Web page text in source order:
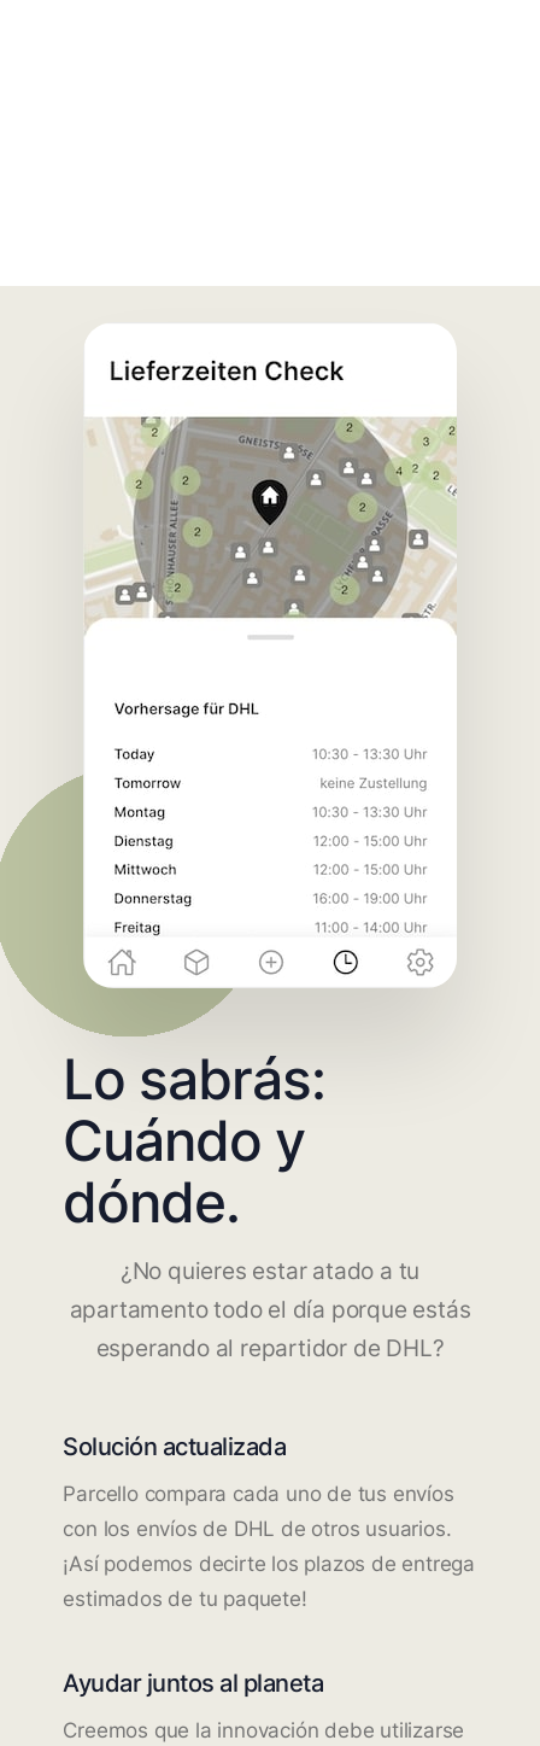
Lo sabrás:
Cuándo y
dónde.
¿No quieres estar atado a tu
apartamento todo el día porque estás
esperando al repartidor de DHL?
Solución actualizada
Parcello compara cada uno de tus envíos
con los envíos de DHL de otros usuarios.
¡Así podemos decirte los plazos de entrega
estimados de tu paquete!
Ayudar juntos al planeta
Creemos que la innovación debe utilizarse